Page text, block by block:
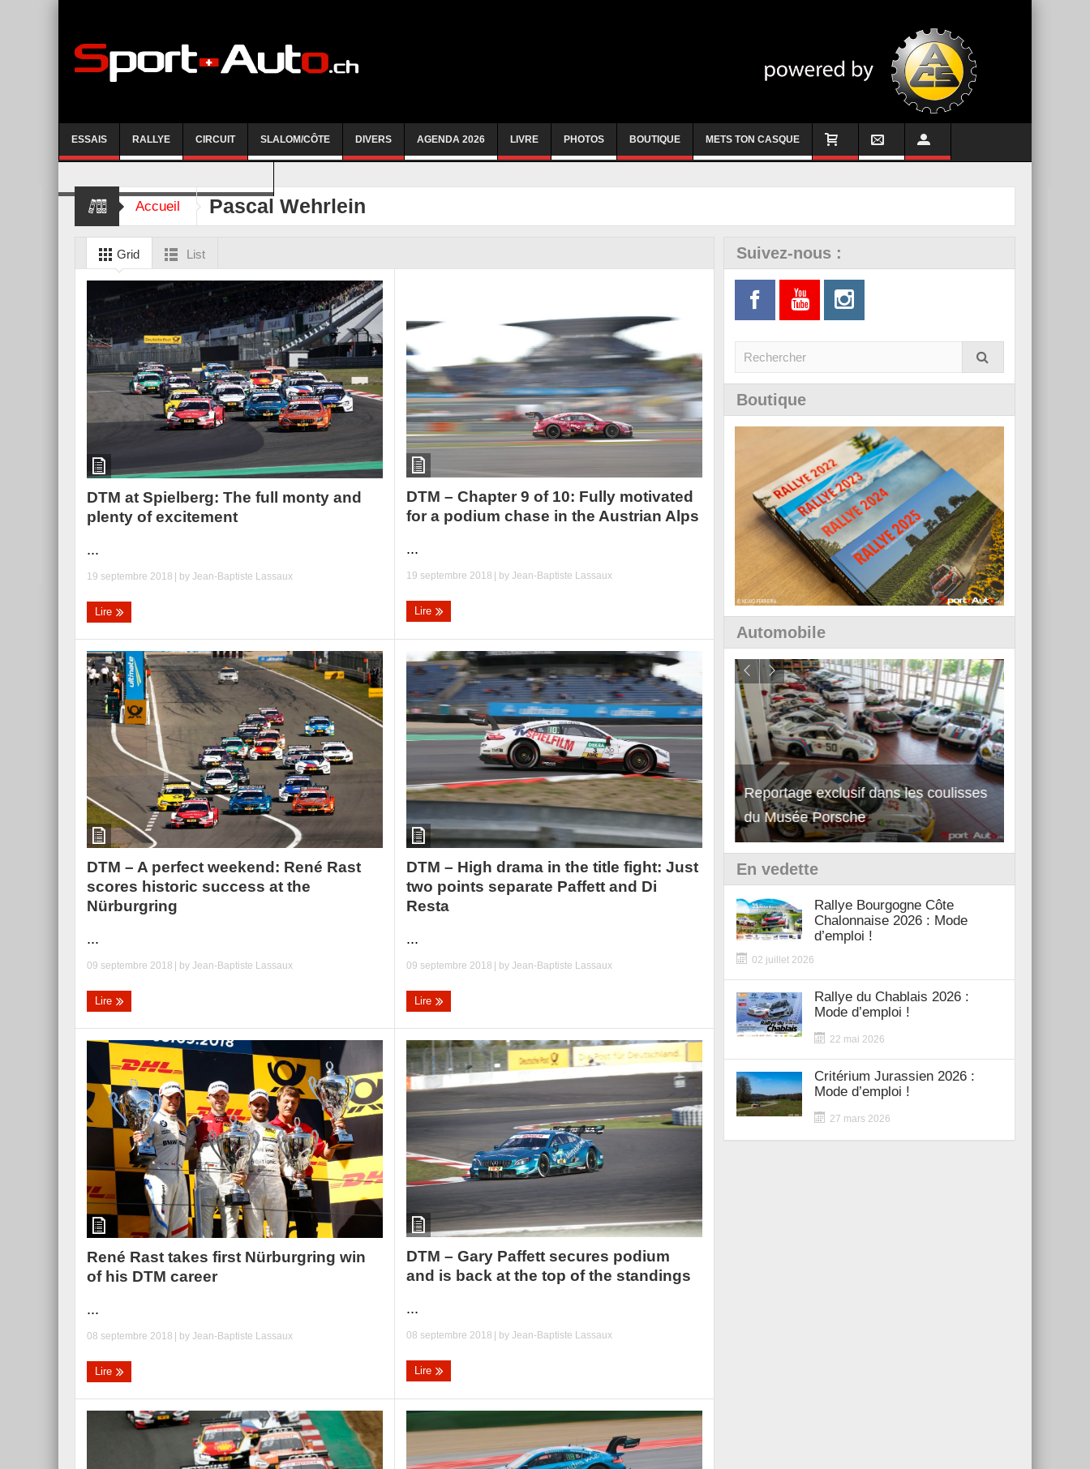
ESSAIS RALLYE CIRCUIT SLALOM/CÔTE DIVERS AGENDA 2026 LIVRE PHOTOS BOUTIQUE METS TON CASQUE
Accueil Pascal Wehrlein
Grid List
DTM at Spielberg: The full monty and
plenty of excitement
...
19 septembre 2018 | by Jean-Baptiste Lassaux
Lire
DTM – Chapter 9 of 10: Fully motivated
for a podium chase in the Austrian Alps
...
19 septembre 2018 | byJean-Baptiste Lassaux
Lire
DTM – A perfect weekend: René Rast
scores historic success at the
Nürburgring
...
09 septembre 2018 | by Jean-Baptiste Lassaux
Lire
DTM – High drama in the title fight: Just
two points separate Paffett and Di
Resta
...
09 septembre 2018 | byJean-Baptiste Lassaux
Lire
René Rast takes first Nürburgring win
of his DTM career
...
08 septembre 2018 | by Jean-Baptiste Lassaux
Lire
DTM – Gary Paffett secures podium
and is back at the top of the standings
...
08 septembre 2018 | byJean-Baptiste Lassaux
Lire
Suivez-nous :
Boutique
Automobile
Essai – Morgan Supersport
Reportage exclusif dans les coulisses
du Musée Porsche
Découverte de la nouvelle Ferrari
12Cilindri Manuale
En vedette
Rallye Bourgogne Côte
Chalonnaise 2026 : Mode
d’emploi !
02 juillet 2026
Rallye du Chablais 2026 :
Mode d’emploi !
22 mai 2026
Critérium Jurassien 2026 :
Mode d’emploi !
27 mars 2026